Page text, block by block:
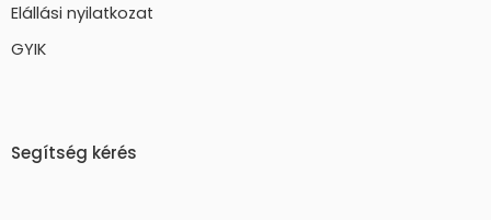
Elállási nyilatkozat
GYIK
Segítség kérés